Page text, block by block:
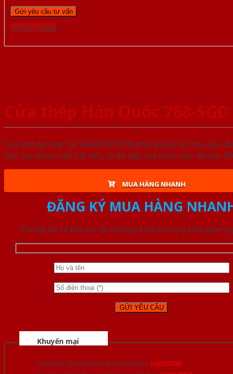
Gọi 0976.169.864
Cửa thép Hàn Quốc 768-SGD
Cửa chống cháy tại SAIGONDOOR phong phú về màu sắc,
hơn tùy thuộc vào vật liệu và độ dày của cánh cửa: 45mm,
MUA HÀNG NHANH
ĐĂNG KÝ MUA HÀNG
Chúng tôi sẽ liên lạc lại với quý khách trong thời gian
Khuyến mại
Quà tặng đồ nội thất trang trí lên đến 1.000.000đ